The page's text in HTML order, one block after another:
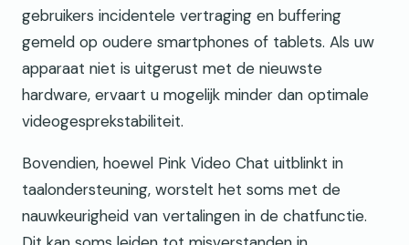
gebruikers incidentele vertraging en buffering
gemeld op oudere smartphones of tablets. Als uw
apparaat niet is uitgerust met de nieuwste
hardware, ervaart u mogelijk minder dan optimale
videogesprekstabiliteit.
Bovendien, hoewel Pink Video Chat uitblinkt in
taalondersteuning, worstelt het soms met de
nauwkeurigheid van vertalingen in de chatfunctie.